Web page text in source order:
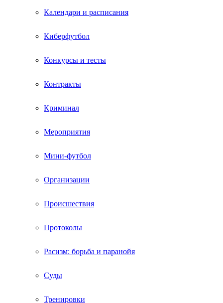
Календари и расписания
Киберфутбол
Конкурсы и тесты
Контракты
Криминал
Мероприятия
Мини-футбол
Организации
Происшествия
Протоколы
Расизм: борьба и паранойя
Суды
Тренировки